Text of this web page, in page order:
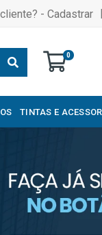
- Cadastrar |
0
TINTAS E